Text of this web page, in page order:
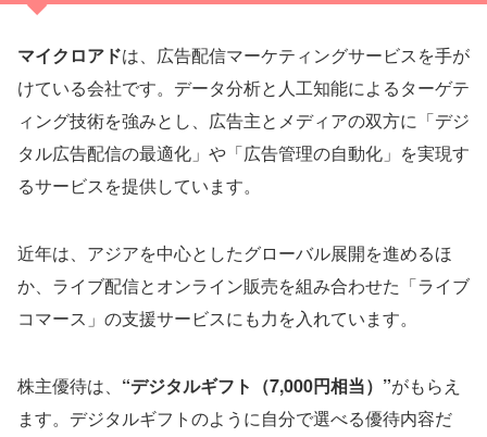
マイクロアドは、広告配信マーケティングサービスを手が
けている会社です。データ分析と人工知能によるターゲテ
ィング技術を強みとし、広告主とメディアの双方に「デジ
タル広告配信の最適化」や「広告管理の自動化」を実現す
るサービスを提供しています。
近年は、アジアを中心としたグローバル展開を進めるほ
か、ライブ配信とオンライン販売を組み合わせた「ライブ
コマース」の支援サービスにも力を入れています。
株主優待は、 “デジタルギフト（7,000円相当）”がもらえ
ます。デジタルギフトのように自分で選べる優待内容だ